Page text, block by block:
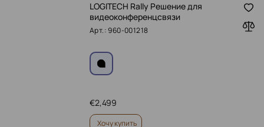
LOGITECH Rally Решение для
видеоконференцсвязи
Арт.: 960-001218
2,499
€
Хочу купить